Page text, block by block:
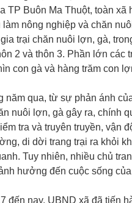
TP Buôn Ma Thuột, toàn
làm nông nghiệp và chăn
trại chăn nuôi lợn, gà,
2 và thôn 3. Phần lớn các
con gà và hàng trăm con
năm qua, từ sự phản ánh
nuôi lợn, gà gây ra, chính
tra và truyên truyền, vận
di dời trang trại ra khỏi
Tuy nhiên, nhiều chủ
hưởng đến cuộc sống
đến nay, UBND xã đã tiến